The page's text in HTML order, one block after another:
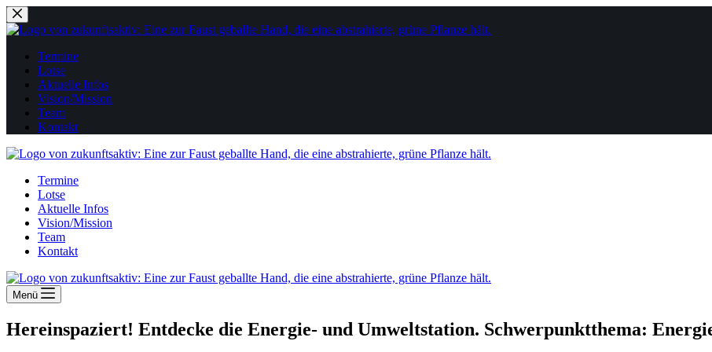
Zum
Inhalt
springen
Termine
Lotse
Aktuelle Infos
Vision/Mission
Team
Kontakt
Termine
Lotse
Aktuelle Infos
Vision/Mission
Team
Kontakt
Menü
Hereinspaziert! Entdecke die Energie- und Umweltstation. Schwerpunktthema: